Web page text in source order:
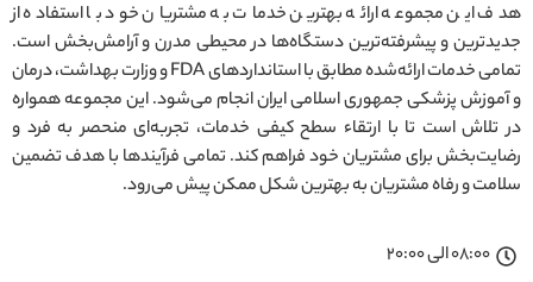
هدف این مجموعه ارائه بهترین خدمات به مشتریان خود با استفاده از
جدیدترین و پیشرفته‌ترین دستگاه‌ها در محیطی مدرن و آرامش‌بخش است.
تمامی خدمات ارائه‌شده مطابق با استانداردهای FDA و وزارت بهداشت، درمان
و آموزش پزشکی جمهوری اسلامی ایران انجام می‌شود. این مجموعه همواره
در تلاش است تا با ارتقاء سطح کیفی خدمات، تجربه‌ای منحصر به فرد و
رضایت‌بخش برای مشتریان خود فراهم کند. تمامی فرآیندها با هدف تضمین
سلامت و رفاه مشتریان به بهترین شکل ممکن پیش می‌رود.
08:00 الی 20:00